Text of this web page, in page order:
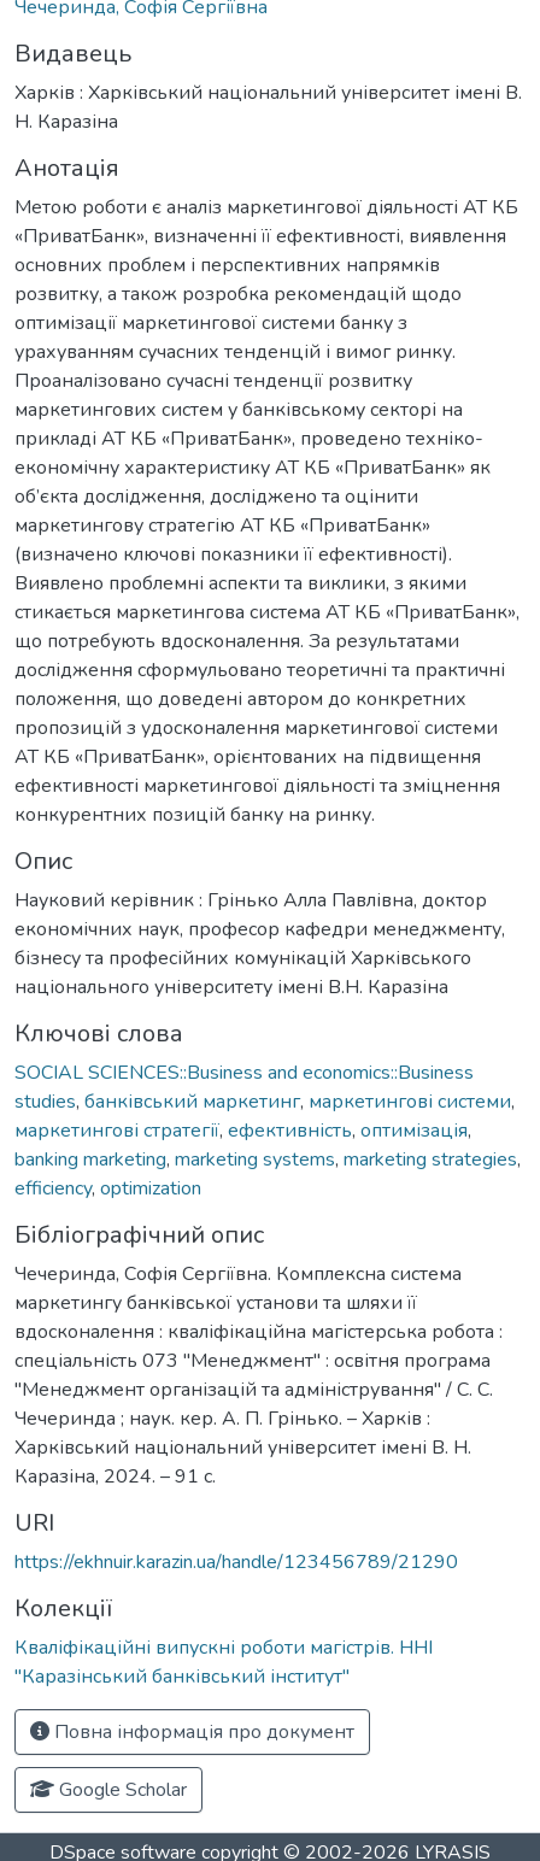
Чечеринда, Софія Сергіївна
Видавець
Харків : Харківський національний університет імені В.
Н. Каразіна
Анотація
Метою роботи є аналіз маркетингової діяльності АТ КБ
«ПриватБанк», визначенні її ефективності, виявлення
основних проблем і перспективних напрямків
розвитку, а також розробка рекомендацій щодо
оптимізації маркетингової системи банку з
урахуванням сучасних тенденцій і вимог ринку.
Проаналізовано сучасні тенденції розвитку
маркетингових систем у банківському секторі на
прикладі АТ КБ «ПриватБанк», проведено техніко-
економічну характеристику АТ КБ «ПриватБанк» як
об’єкта дослідження, досліджено та оцінити
маркетингову стратегію АТ КБ «ПриватБанк»
(визначено ключові показники її ефективності).
Виявлено проблемні аспекти та виклики, з якими
стикається маркетингова система АТ КБ «ПриватБанк»,
що потребують вдосконалення. За результатами
дослідження сформульовано теоретичні та практичні
положення, що доведені автором до конкретних
пропозицій з удосконалення маркетингової системи
АТ КБ «ПриватБанк», орієнтованих на підвищення
ефективності маркетингової діяльності та зміцнення
конкурентних позицій банку на ринку.
Опис
Науковий керівник : Грінько Алла Павлівна, доктор
економічних наук, професор кафедри менеджменту,
бізнесу та професійних комунікацій Харківського
національного університету імені В.Н. Каразіна
Ключові слова
SOCIAL SCIENCES::Business and economics::Business
studies, банківський маркетинг, маркетингові системи,
маркетингові стратегії, ефективність, оптимізація,
banking marketing, marketing systems, marketing strategies,
efficiency, optimization
Бібліографічний опис
Чечеринда, Софія Сергіївна. Комплексна система
маркетингу банківської установи та шляхи її
вдосконалення : кваліфікаційна магістерська робота :
спеціальність 073 "Менеджмент" : освітня програма
"Менеджмент організацій та адміністрування" / С. С.
Чечеринда ; наук. кер. А. П. Грінько. – Харків :
Харківський національний університет імені В. Н.
Каразіна, 2024. – 91 с.
URI
https://ekhnuir.karazin.ua/handle/123456789/21290
Колекції
Кваліфікаційні випускні роботи магістрів. ННІ
"Каразінський банківський інститут"
Повна інформація про документ
Google Scholar
DSpace software copyright © 2002-2026 LYRASIS